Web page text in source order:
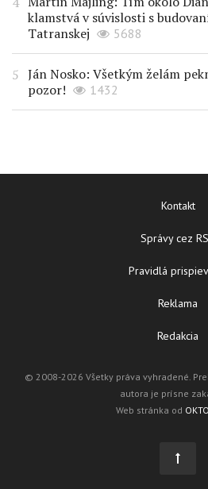
klamstvá v súvislosti s
Tatranskej
5688
Ján Nosko: Všetkým želám
pozor!
1432
Kontakt
Správy cez
Pravidlá
Reklama
Redakcia
© 2008-2026 Všetky práva vyhradené.
autora je prísne
Web stránka od